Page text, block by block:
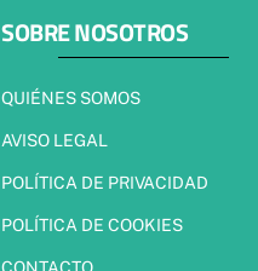
SOBRE NOSOTROS
QUIÉNES SOMOS
AVISO LEGAL
POLÍTICA DE PRIVACIDAD
POLÍTICA DE COOKIES